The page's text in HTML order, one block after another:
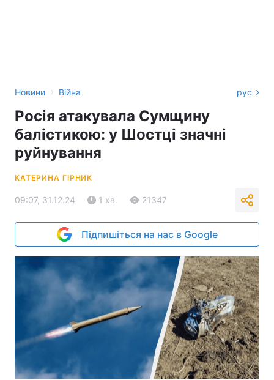
Новини › Війна рус
Росія атакувала Сумщину
балістикою: у Шостці значні
руйнування
КАТЕРИНА ГІРНИК
09:07, 31.12.24 1 хв. 21347
Підпишіться на нас в Google